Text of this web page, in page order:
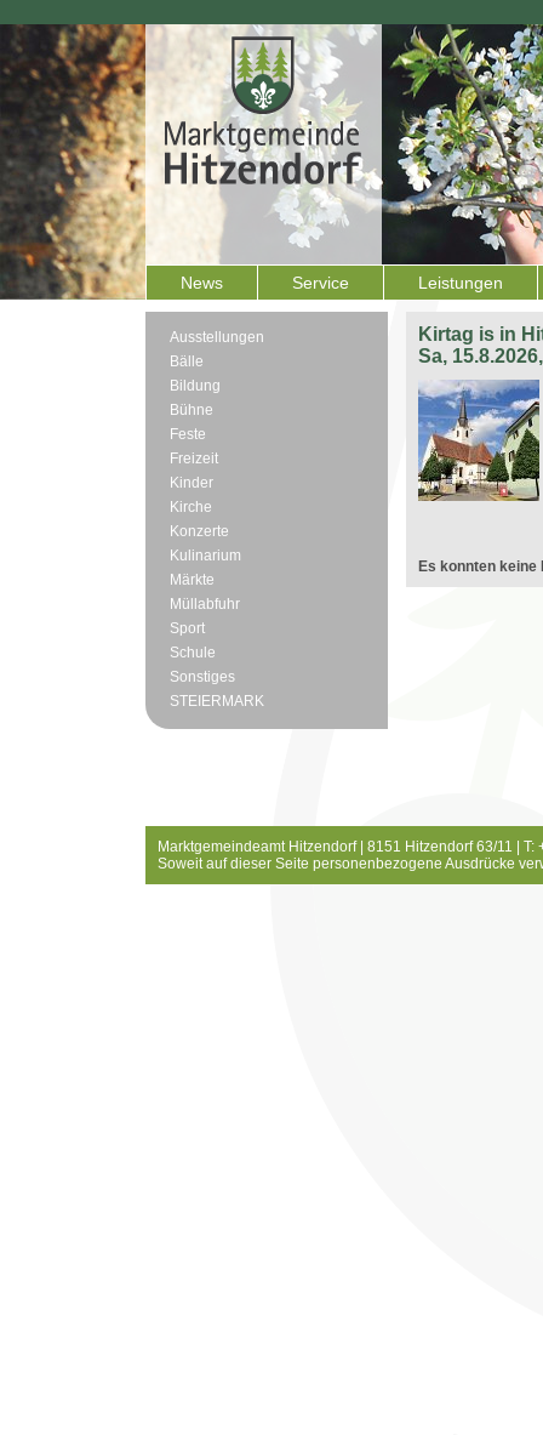
News Service Leistungen
Ausstellungen
Bälle
Bildung
Bühne
Feste
Freizeit
Kinder
Kirche
Konzerte
Kulinarium
Märkte
Müllabfuhr
Sport
Schule
Sonstiges
STEIERMARK
Kirtag is in
Sa,
Es konnten keine
Marktgemeindeamt Hitzendorf | 8151 Hitzendorf 63/11 |
Soweit auf dieser Seite personenbezogene Ausdrücke